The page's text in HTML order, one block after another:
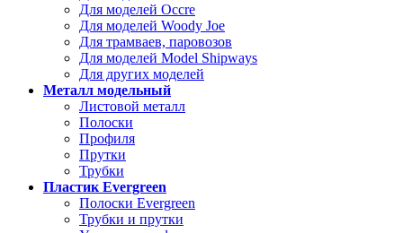
Для моделей Occre
Для моделей Woody Joe
Для трамваев, паровозов
Для моделей Model Shipways
Для других моделей
Металл модельный
Листовой металл
Полоски
Профиля
Прутки
Трубки
Пластик Evergreen
Полоски Evergreen
Трубки и прутки